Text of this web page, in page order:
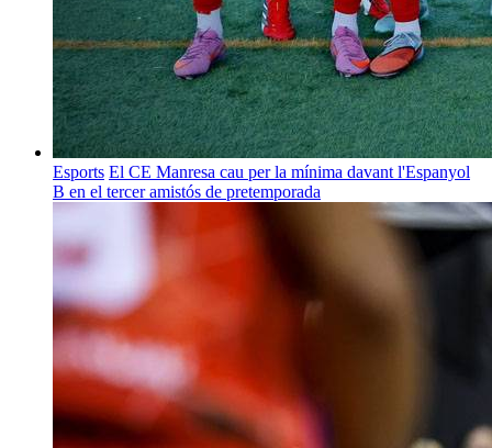
Esports El CE Manresa cau per la mínima davant l'Espanyol
B en el tercer amistós de pretemporada